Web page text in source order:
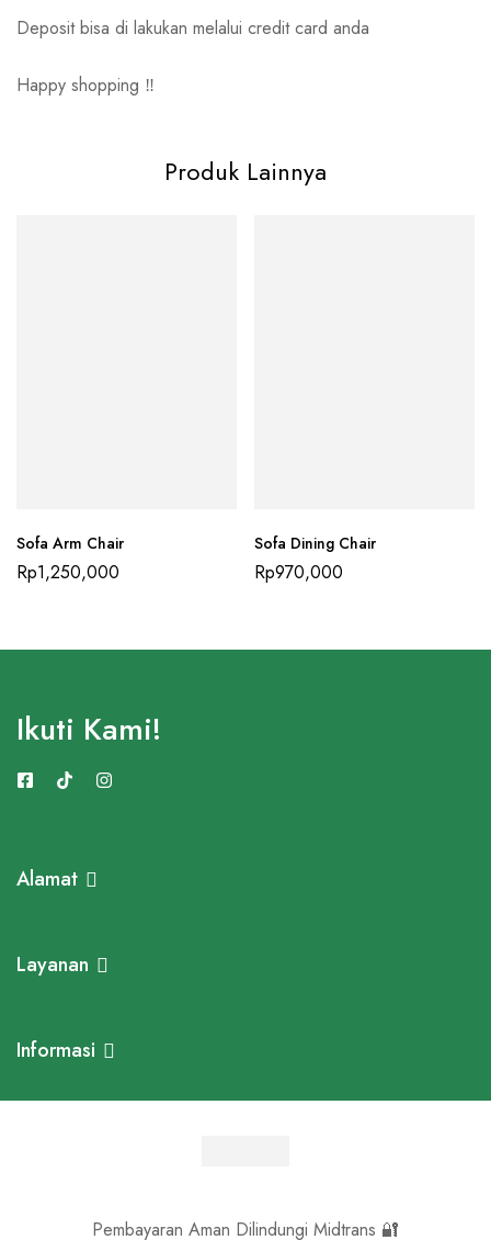
Deposit bisa di lakukan melalui credit card anda
Happy shopping ‼️
Produk Lainnya
Sofa Arm Chair
Rp1,250,000
Sofa Dining Chair
Rp970,000
Alamat
Layanan
Informasi
Ikuti Kami!
Pembayaran Aman Dilindungi Midtrans 🔐